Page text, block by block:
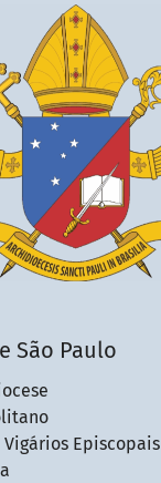
São Paulo
Episcopais